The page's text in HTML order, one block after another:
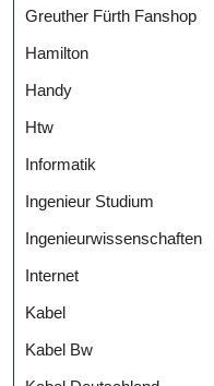
Greuther Fürth Fanshop
Hamilton
Handy
Htw
Informatik
Ingenieur Studium
Ingenieurwissenschaften
Internet
Kabel
Kabel Bw